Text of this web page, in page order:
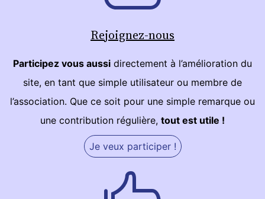
Rejoignez-nous
Participez vous aussi directement à l’amélioration du
site, en tant que simple utilisateur ou membre de
l’association. Que ce soit pour une simple remarque ou
une contribution régulière, tout est utile !
Je veux participer !